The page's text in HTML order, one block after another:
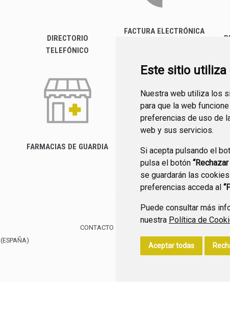
Este sitio
Nuestra web utiliza los
para que la web
preferencias de uso de
web y sus servicios.
Si acepta pulsando el
pulsa el botón
se guardarán las
preferencias acceda al
Puede consultar más
nuestra Política de
Aceptar todas
DIRECTORIO
TELEFÓNICO
FACTURA ELECTRÓNICA
FARMACIAS DE GUARDIA
CANAL YOUTUBE
(ESPAÑA)
CONTACTO